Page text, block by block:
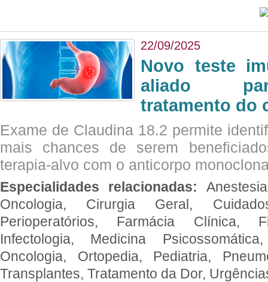
22/09/2025
Novo teste
aliado
tratamento do
Exame de Claudina 18.2 permite
mais chances de serem
terapia-alvo com o anticorpo
Especialidades relacionadas:
Oncologia, Cirurgia Geral,
Perioperatórios, Farmácia Clínica,
Infectologia, Medicina
Oncologia, Ortopedia, Pediatria,
Transplantes, Tratamento da Dor,